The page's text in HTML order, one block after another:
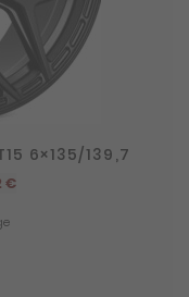
6×135/139,7
€Aktueller